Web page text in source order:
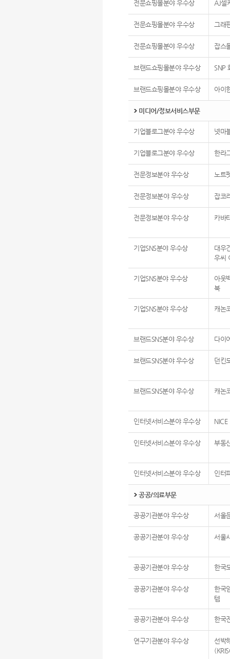
전문쇼핑몰분야 우수상 AJ셀
전문쇼핑몰분야 우수상 그래
전문쇼핑몰분야 우수상 잡스
브랜드쇼핑몰분야 우수상 SNP
브랜드쇼핑몰분야 우수상 아이
미디어/정보서비스부문
기업블로그분야 우수상 넷마
기업블로그분야 우수상 한라
전문정보분야 우수상 노트
전문정보분야 우수상 잡코
전문정보분야 우수상 카바
기업SNS분야 우수상
대우
우씨
기업SNS분야 우수상
아웃
북
기업SNS분야 우수상 캐논
브랜드SNS분야 우수상 다이
브랜드SNS분야 우수상 던킨
브랜드SNS분야 우수상 캐논
인터넷서비스분야 우수상
인터넷서비스분야 우수상 부동
인터넷서비스분야 우수상 인터
공공/의료부문
공공기관분야 우수상 서울
공공기관분야 우수상 서울
공공기관분야 우수상 한국
공공기관분야 우수상
한국
템
공공기관분야 우수상 한국
연구기관분야 우수상
선박